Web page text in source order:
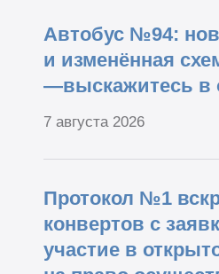
Автобус №94:
и изменённая
—выскажитесь в
7 августа 2026
Протокол №1
конвертов с
участие в